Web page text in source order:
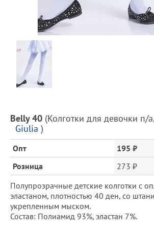
Описание
товара
и
цена
Belly 40 (Колготки для девочки п/а,
Giulia )
Опт
195 ₽
Розница
273 ₽
Полупрозрачные детские колготки с
эластаном, плотностью 40 ден, со
укрепленным мыском.
Состав: Полиамид 93%, эластан 7%.